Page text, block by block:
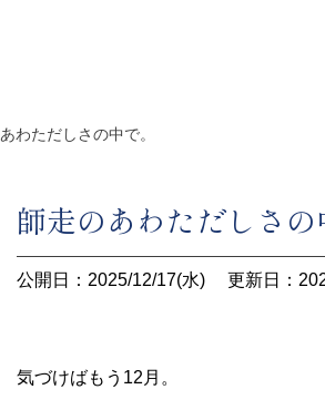
わただしさの中で。
師走のあわただしさの
公開日：2025/12/17(水) 更新日：
気づけばもう12月。